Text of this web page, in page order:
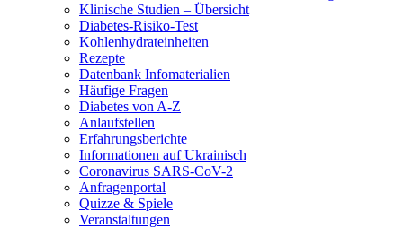
Klinische Studien – Übersicht
Diabetes-Risiko-Test
Kohlenhydrateinheiten
Rezepte
Datenbank Infomaterialien
Häufige Fragen
Diabetes von A-Z
Anlaufstellen
Erfahrungsberichte
Informationen auf Ukrainisch
Coronavirus SARS-CoV-2
Anfragenportal
Quizze & Spiele
Veranstaltungen